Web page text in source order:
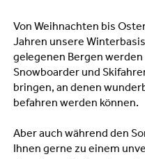
Von Weihnachten bis
Jahren unsere
gelegenen Bergen
Snowboarder und
bringen, an denen
befahren werden können.
Aber auch während den
Ihnen gerne zu einem